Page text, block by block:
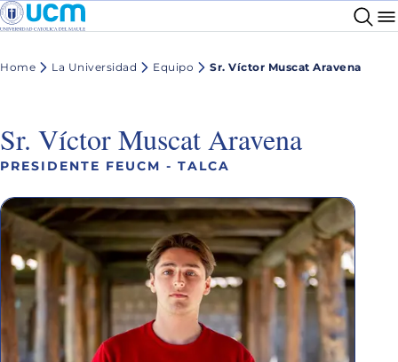
Home La Universidad Equipo Sr. Víctor Muscat Aravena
Sr. Víctor Muscat Aravena
PRESIDENTE FEUCM - TALCA